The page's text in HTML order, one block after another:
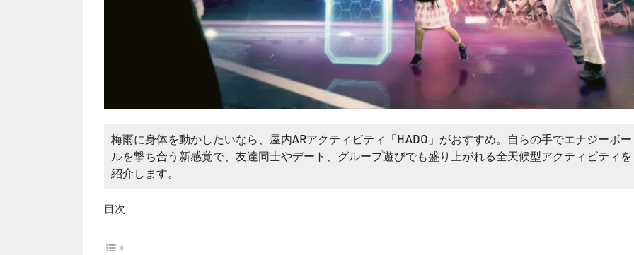
梅雨に身体を動かしたいなら、屋内ARアクティビティ「HADO」がおすすめ。自らの手でエナジーボー
ルを撃ち合う新感覚で、友達同士やデート、グループ遊びでも盛り上がれる全天候型アクティビティを
紹介します。
目次